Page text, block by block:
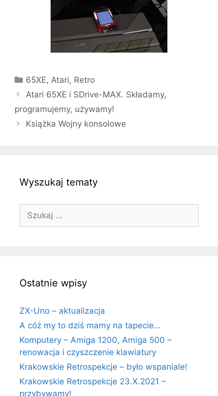
Kategorie
65XE,Atari, Retro
Atari 65XE i SDrive-MAX. Składamy,
programujemy, używamy!
Książka Wojny konsolowe
Wyszukaj tematy
Szukaj:
Ostatnie wpisy
ZX-Uno – aktualizacja
A cóż my to dziś mamy na tapecie…
Komputery – Amiga 1200, Amiga 500 –
renowacja i czyszczenie klawiatury
Krakowskie Retrospekcje – było wspaniale!
Krakowskie Retrospekcje 23.X.2021 –
przybywamy!